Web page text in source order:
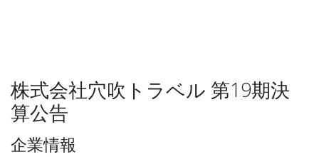
株式会社穴吹トラベル 第19期決
算公告
企業情報